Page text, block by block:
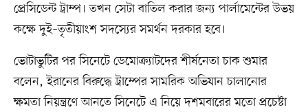
প্রেসিডেন্ট ট্রাম্প। তখন সেটা বাতিল করার জন্য পার্লামেন্টের উভয়
কক্ষে দুই–তৃতীয়াংশ সদস্যের সমর্থন দরকার হবে।
ভোটাভুটির পর সিনেটে ডেমোক্র্যাটদের শীর্ষনেতা চাক শুমার
বলেন, ইরানের বিরুদ্ধে ট্রাম্পের সামরিক অভিযান চালানোর
ক্ষমতা নিয়ন্ত্রণে আনতে সিনেটে এ নিয়ে দশমবারের মতো প্রচেষ্টা